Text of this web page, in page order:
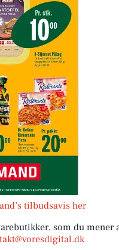
tilbudsavis her
som du mener